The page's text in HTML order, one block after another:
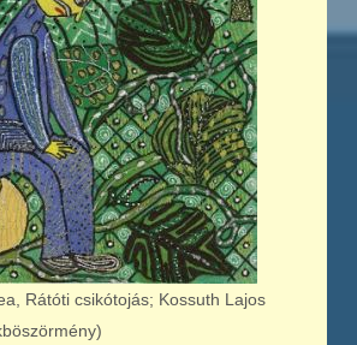
Rátóti csikótojás; Kossuth Lajos